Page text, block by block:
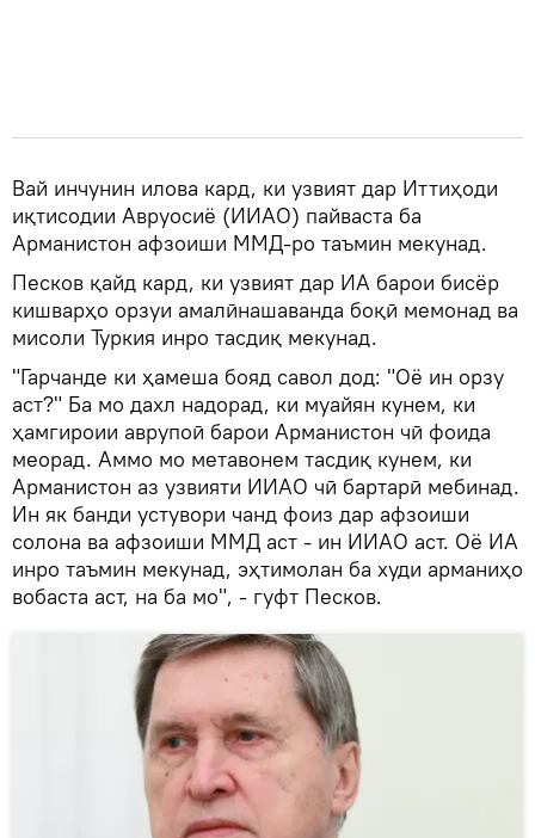
Вай инчунин илова кард, ки узвият дар Иттиҳоди
иқтисодии Авруосиё (ИИАО) пайваста ба
Арманистон афзоиши ММД-ро таъмин мекунад.
Песков қайд кард, ки узвият дар ИА барои бисёр
кишварҳо орзуи амалӣнашаванда боқӣ мемонад ва
мисоли Туркия инро тасдиқ мекунад.
"Гарчанде ки ҳамеша бояд савол дод: "Оё ин орзу
аст?" Ба мо дахл надорад, ки муайян кунем, ки
ҳамгироии аврупоӣ барои Арманистон чӣ фоида
меорад. Аммо мо метавонем тасдиқ кунем, ки
Арманистон аз узвияти ИИАО чӣ бартарӣ мебинад.
Ин як банди устувори чанд фоиз дар афзоиши
солона ва афзоиши ММД аст - ин ИИАО аст. Оё ИА
инро таъмин мекунад, эҳтимолан ба худи арманиҳо
вобаста аст, на ба мо", - гуфт Песков.